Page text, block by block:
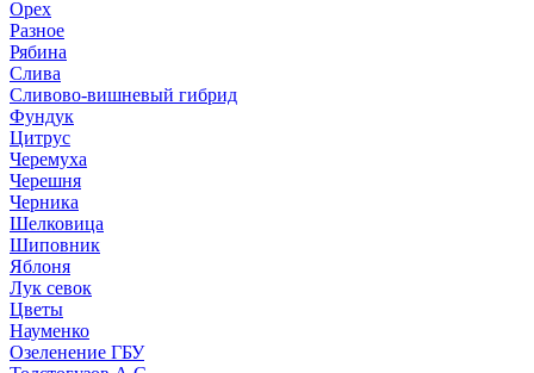
Орех
Разное
Рябина
Слива
Сливово-вишневый гибрид
Фундук
Цитрус
Черемуха
Черешня
Черника
Шелковица
Шиповник
Яблоня
Лук севок
Цветы
Науменко
Озеленение ГБУ